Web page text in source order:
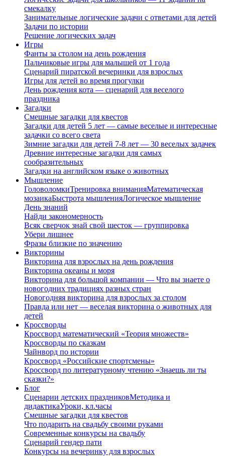
смекалку
Занимательные логические задачи с ответами для детей
Задачи по истории
Решение логических задач
Игры
Фанты за столом на день рождения
Пальчиковые игры для малышей от 1 года
Сценарий пиратской вечеринки для взрослых
Игры для детей во время прогулки
День рождения кота — сценарий для веселого
праздника
Загадки
Смешные загадки для квестов
Загадки для детей 5 лет — самые веселые и интересные
задачки со всего света
Зимние загадки для детей 7-8 лет — 30 веселых задачек
Древние интересные загадки для самых
сообразительных
Загадки на английском языке о животных
Мышление
ГоловоломкиТренировка вниманияМатематическая
мозаикаБыстрота мышленияЛогическое мышление
День знаний
Найди закономерность
Всяк сверчок знай свой шесток — группировка
Убери лишнее
Фразы близкие по значению
Викторины
Викторина для взрослых на день рождения
Викторина океаны и моря
Викторина для большой компании — Что вы знаете о
новогодних традициях разных стран
Новогодняя викторина для взрослых за столом
Правда или нет — веселая викторина о животных для
детей
Кроссворды
Кроссворд математический «Теория множеств»
Кроссворды по сказкам
Чайнворд по истории
Кроссворд «Российские спортсмены»
Кроссворд по литературному чтению «Знаешь ли ты
сказки?»
Блог
Сценарии детских праздниковМетодика и
дидактикаУроки, кл.часы
Смешные загадки для квестов
Что подарить на свадьбу своими руками
Современные конкурсы на свадьбу
Сценарий гендер пати
Конкурсы на вечеринку для взрослых